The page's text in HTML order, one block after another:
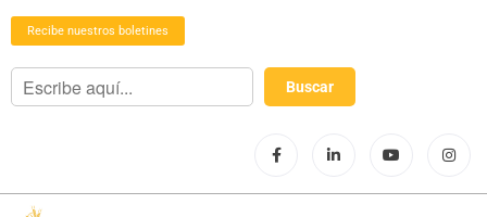
Recibe nuestros boletines